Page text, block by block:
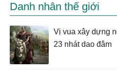
Danh nhân thế giới
Vị vua xây dựng
23 nhát dao đâm